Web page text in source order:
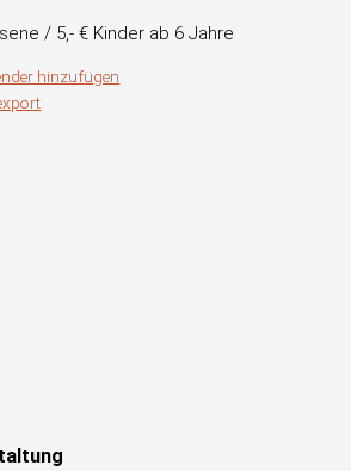
/ 5,- € Kinder ab 6 Jahre
hinzufügen